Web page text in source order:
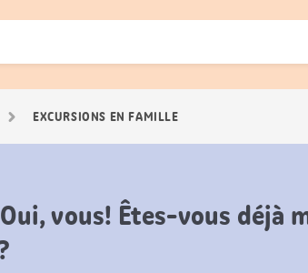
EXCURSIONS EN FAMILLE
vous! Êtes-vous déjà